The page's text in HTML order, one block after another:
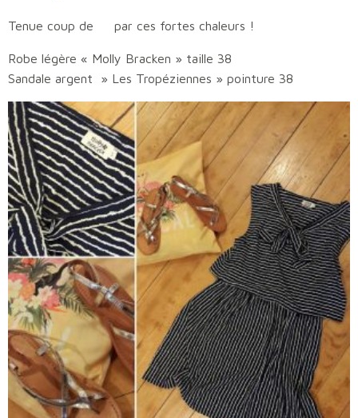
Tenue coup de par ces fortes chaleurs !
Robe légère « Molly Bracken » taille 38
Sandale argent » Les Tropéziennes » pointure 38